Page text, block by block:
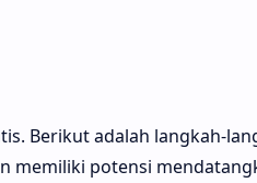
Berikut adalah langkah-
memiliki potensi